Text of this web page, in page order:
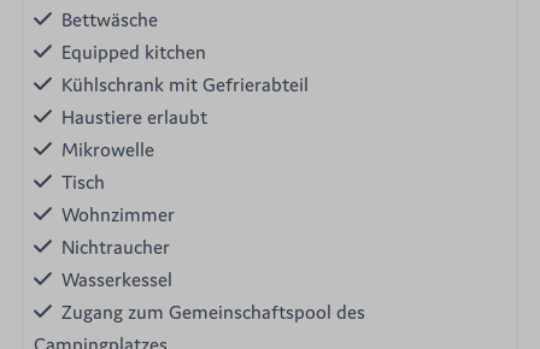
Bettwäsche
Equipped kitchen
Kühlschrank mit Gefrierabteil
Haustiere erlaubt
Mikrowelle
Tisch
Wohnzimmer
Nichtraucher
Wasserkessel
Zugang zum Gemeinschaftspool des
Campingplatzes